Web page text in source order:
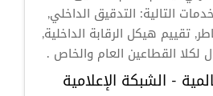
التالية: التدقيق الداخلي,
تقييم هيكل الرقابة الداخلية,
لكلا القطاعين العام والخاص .
- الشبكة الإعلامية